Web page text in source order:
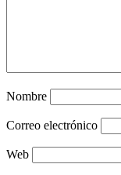
Nombre
Correo electrónico
Web